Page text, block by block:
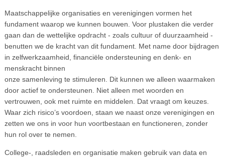
Maatschappelijke organisaties en verenigingen vormen het
fundament waarop we kunnen bouwen. Voor plustaken die verder
gaan dan de wettelijke opdracht - zoals cultuur of duurzaamheid -
benutten we de kracht van dit fundament. Met name door bijdragen
in zelfwerkzaamheid, financiële ondersteuning en denk- en
menskracht binnen
onze samenleving te stimuleren. Dit kunnen we alleen waarmaken
door actief te ondersteunen. Niet alleen met woorden en
vertrouwen, ook met ruimte en middelen. Dat vraagt om keuzes.
Waar zich risico’s voordoen, staan we naast onze verenigingen en
zetten we ons in voor hun voortbestaan en functioneren, zonder
hun rol over te nemen.
College-, raadsleden en organisatie maken gebruik van data en